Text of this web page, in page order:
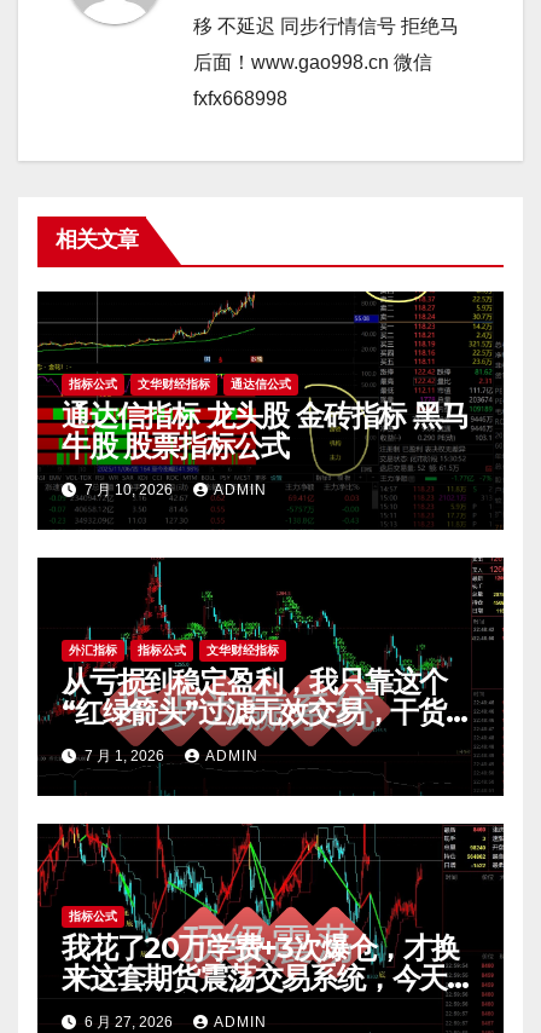
移 不延迟 同步行情信号 拒绝马
后面！www.gao998.cn 微信
fxfx668998
相关文章
指标公式 文华财经指标 通达信公式
通达信指标 龙头股 金砖指标 黑马
牛股 股票指标公式
7 月 10, 2026 ADMIN
外汇指标 指标公式 文华财经指标
从亏损到稳定盈利，我只靠这个
“红绿箭头”过滤无效交易，干货全
公开 mt4指标
7 月 1, 2026 ADMIN
指标公式
我花了20万学费+3次爆仓，才换
来这套期货震荡交易系统，今天免
费公开核心逻辑
6 月 27, 2026 ADMIN